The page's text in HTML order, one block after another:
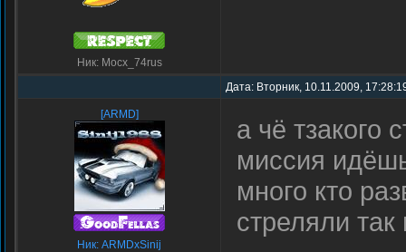
Ник: Mocx_74rus
Дата: Вторник, 10.11.2009,
[ARMD]
Ник: ARMDxSinij
а чё тзакого
миссия
много кто
стреляли